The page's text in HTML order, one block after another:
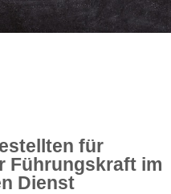
für
Führungskraft im
Dienst